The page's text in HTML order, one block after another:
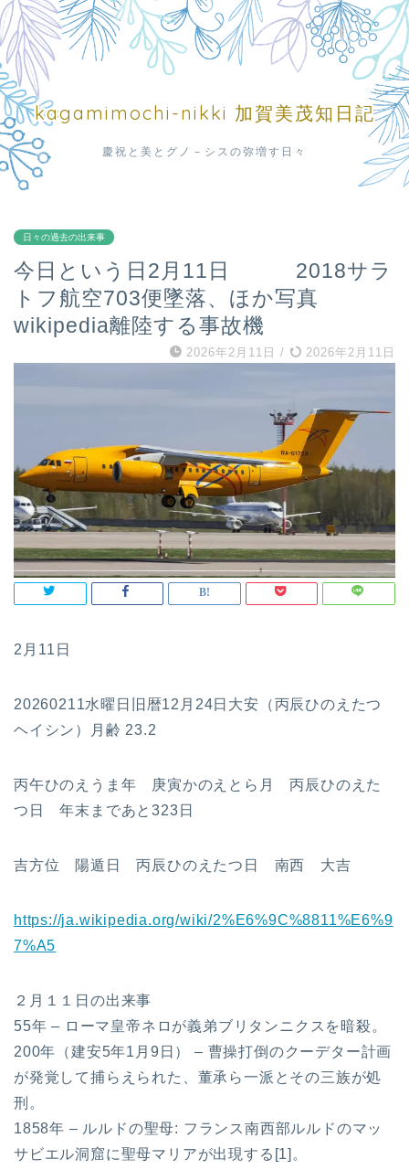
kagamimochi-nikki 加賀美茂知日記
慶祝と美とグノ－シスの弥増す日々
日々の過去の出来事
今日という日2月11日 2018サラ
トフ航空703便墜落、ほか写真
wikipedia離陸する事故機
2026年2月11日 / 2026年2月11日
2月11日
20260211水曜日旧暦12月24日大安（丙辰ひのえたつ
ヘイシン）月齢 23.2
丙午ひのえうま年 庚寅かのえとら月 丙辰ひのえた
つ日 年末まであと323日
吉方位 陽遁日 丙辰ひのえたつ日 南西 大吉
https://ja.wikipedia.org/wiki/2%E6%9C%8811%E6%9
7%A5
２月１１日の出来事
55年 – ローマ皇帝ネロが義弟ブリタンニクスを暗殺。
200年（建安5年1月9日） – 曹操打倒のクーデター計画
が発覚して捕らえられた、董承ら一派とその三族が処
刑。
1858年 – ルルドの聖母: フランス南西部ルルドのマッ
サビエル洞窟に聖母マリアが出現する[1]。